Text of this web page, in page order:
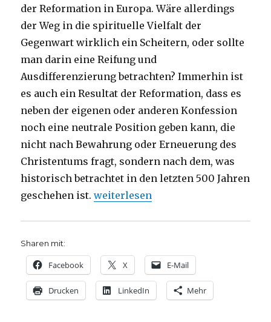
der Reformation in Europa. Wäre allerdings
der Weg in die spirituelle Vielfalt der
Gegenwart wirklich ein Scheitern, oder sollte
man darin eine Reifung und
Ausdifferenzierung betrachten? Immerhin ist
es auch ein Resultat der Reformation, dass es
neben der eigenen oder anderen Konfession
noch eine neutrale Position geben kann, die
nicht nach Bewahrung oder Erneuerung des
Christentums fragt, sondern nach dem, was
historisch betrachtet in den letzten 500 Jahren
geschehen ist.„Reformation – Gedenken oder
weiterlesen
Sharen mit:
Facebook X E-Mail
Drucken LinkedIn Mehr